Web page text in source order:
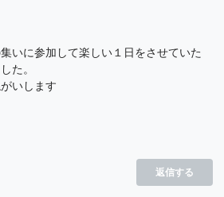
いに参加して楽しい１日をさせていた
た。
いします
返信する